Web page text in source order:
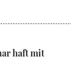
haft mit